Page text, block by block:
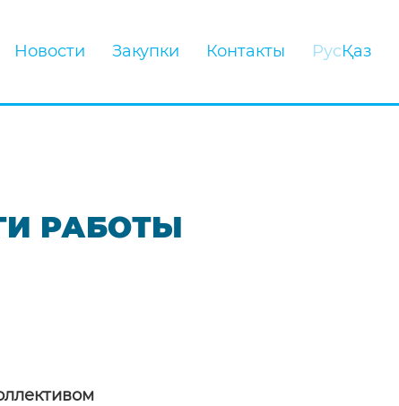
Новости Закупки Контакты РусҚаз
РАБОТЫ